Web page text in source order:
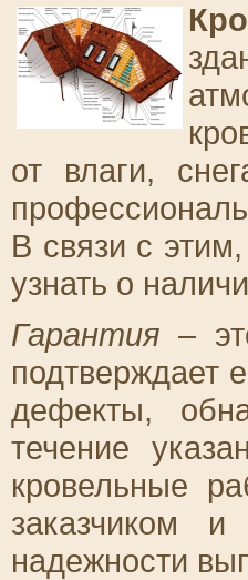
от влаги,
В связи с
узнать о
Гарантия –
подтверждает
дефекты,
течение
кровельные
заказчиком
надежности